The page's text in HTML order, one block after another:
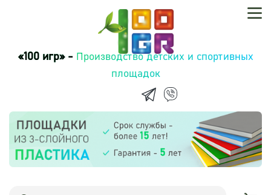
«100 игр» -Производство детских и спортивных
площадок